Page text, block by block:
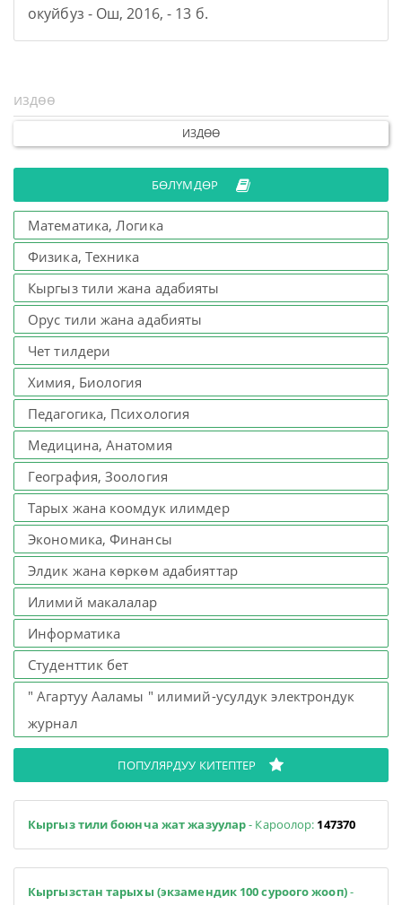
окуйбуз - Ош, 2016, - 13 б.
ИЗДӨӨ
БӨЛҮМДӨР
Математика, Логика
Физика, Техника
Кыргыз тили жана адабияты
Орус тили жана адабияты
Чет тилдери
Химия, Биология
Педагогика, Психология
Медицина, Анатомия
География, Зоология
Тарых жана коомдук илимдер
Экономика, Финансы
Элдик жана көркөм адабияттар
Илимий макалалар
Информатика
Студенттик бет
" Агартуу Ааламы " илимий-усулдук электрондук
журнал
ПОПУЛЯРДУУ КИТЕПТЕР
Кыргыз тили боюнча жат жазуулар- Кароолор: 147370
Кыргызстан тарыхы (экзамендик 100 суроого жооп)-